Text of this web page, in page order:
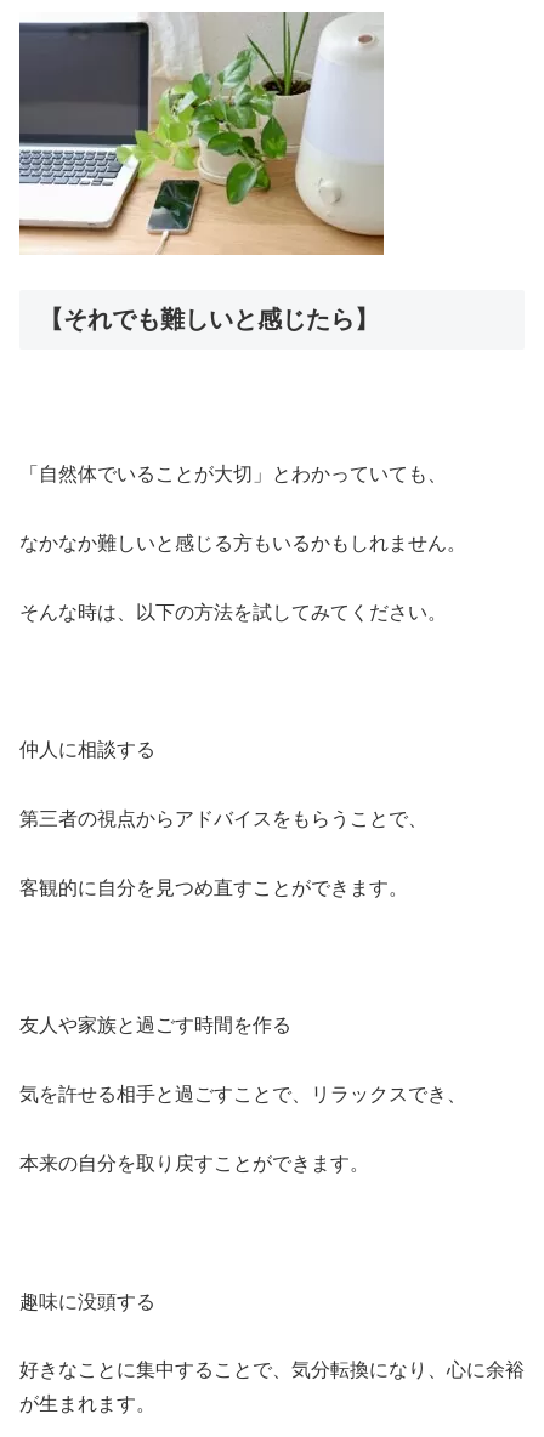
【それでも難しいと感じたら】
「自然体でいることが大切」とわかっていても、
なかなか難しいと感じる方もいるかもしれません。
そんな時は、以下の方法を試してみてください。
仲人に相談する
第三者の視点からアドバイスをもらうことで、
客観的に自分を見つめ直すことができます。
友人や家族と過ごす時間を作る
気を許せる相手と過ごすことで、リラックスでき、
本来の自分を取り戻すことができます。
趣味に没頭する
好きなことに集中することで、気分転換になり、心に余裕
が生まれます。